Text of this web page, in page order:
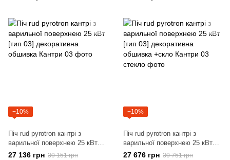
−10%
Піч rud pyrotron кантрі з
варильної поверхнею 25 кВт
[тип 03] декоративна обшивка
27 136 грн 30 151 грн
−10%
Піч rud pyrotron кантрі з
варильної поверхнею 25 кВт
[тип 03] декоративна обшивка
27 676 грн 30 751 грн